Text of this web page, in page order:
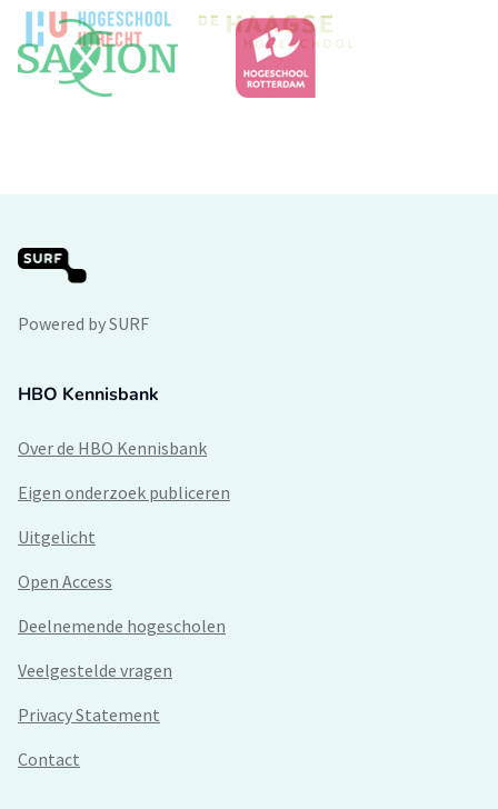
Powered by SURF
HBO Kennisbank
Over de HBO Kennisbank
Eigen onderzoek publiceren
Uitgelicht
Open Access
Deelnemende hogescholen
Veelgestelde vragen
Privacy Statement
Contact